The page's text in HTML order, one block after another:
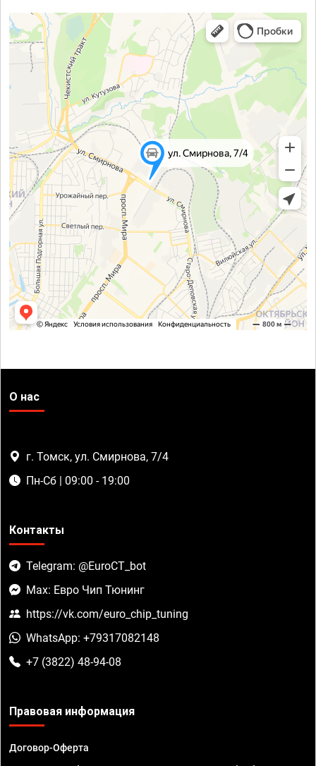
О нас
г. Томск, ул. Смирнова, 7/4
Пн-Сб | 09:00 - 19:00
Контакты
Telegram: @EuroCT_bot
Max: Евро Чип Тюнинг
https://vk.com/euro_chip_tuning
WhatsApp: +79317082148
+7 (3822) 48-94-08
Правовая информация
Договор-Оферта